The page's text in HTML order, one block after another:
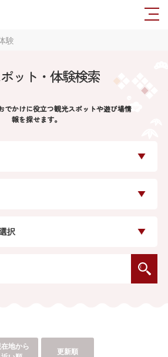
験
ット・体験検索
でかけに役立つ観光スポットや遊び場情
報を探せます。
択
地から
更新順